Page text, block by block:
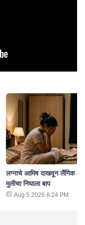
लग्नाचे आमिष दाखवून लैंगिक
मुलीचा निघाला बाप
Aug 5 2026 6:24 PM